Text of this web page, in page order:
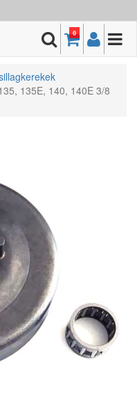
0
135E, 140, 140E 3/8